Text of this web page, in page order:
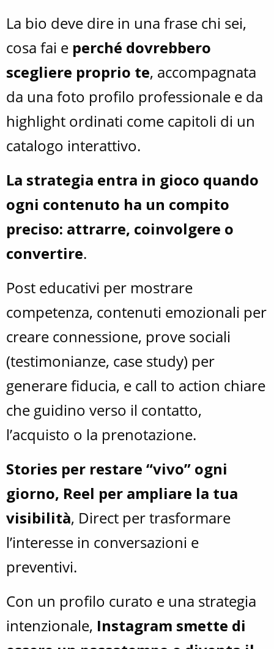
La bio deve dire in una frase chi sei,
cosa fai e perché dovrebbero
scegliere proprio te, accompagnata
da una foto profilo professionale e da
highlight ordinati come capitoli di un
catalogo interattivo.
La strategia entra in gioco quando
ogni contenuto ha un compito
preciso: attrarre, coinvolgere o
convertire.
Post educativi per mostrare
competenza, contenuti emozionali per
creare connessione, prove sociali
(testimonianze, case study) per
generare fiducia, e call to action chiare
che guidino verso il contatto,
l’acquisto o la prenotazione.
Stories per restare “vivo” ogni
giorno, Reel per ampliare la tua
visibilità, Direct per trasformare
l’interesse in conversazioni e
preventivi.
Con un profilo curato e una strategia
intenzionale, Instagram smette di